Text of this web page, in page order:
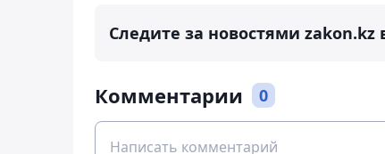
Следите за новостями zakon.kz
Комментарии 0